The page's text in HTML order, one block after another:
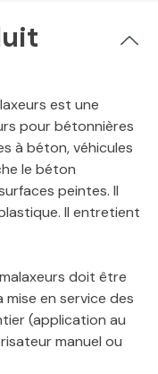
est une
pour bétonnières
à béton, véhicules
le béton
peintes. Il
Il entretient
doit être
en service des
(application au
manuel ou